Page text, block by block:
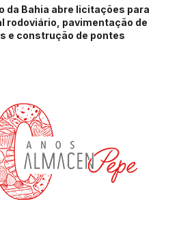
no Brasil e conta com dados da
e fontes públicas, analisando
econômicos e distribuição por
da Bahia abre licitações para
rodoviário, pavimentação de
e construção de pontes